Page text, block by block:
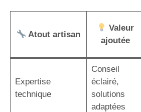
Atout artisan
Valeur
ajoutée
Expertise
technique
Conseil
éclairé,
solutions
adaptées